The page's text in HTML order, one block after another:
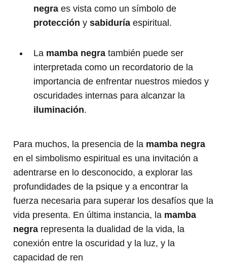
negra es vista como un símbolo de
protección y sabiduría espiritual.
La mamba negra también puede ser
interpretada como un recordatorio de la
importancia de enfrentar nuestros miedos y
oscuridades internas para alcanzar la
iluminación.
Para muchos, la presencia de la mamba negra
en el simbolismo espiritual es una invitación a
adentrarse en lo desconocido, a explorar las
profundidades de la psique y a encontrar la
fuerza necesaria para superar los desafíos que la
vida presenta. En última instancia, la mamba
negra representa la dualidad de la vida, la
conexión entre la oscuridad y la luz, y la
capacidad de ren